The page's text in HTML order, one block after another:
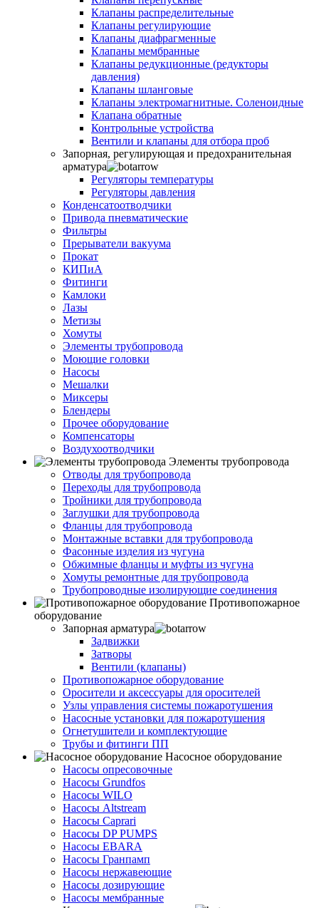
Клапаны распределительные
Клапаны регулирующие
Клапаны диафрагменные
Клапаны мембранные
Клапаны редукционные (редукторы
давления)
Клапаны шланговые
Клапаны электромагнитные. Соленоидные
Клапана обратные
Контрольные устройства
Вентили и клапаны для отбора проб
Запорная, регулирующая и предохранительная
арматура
Регуляторы температуры
Регуляторы давления
Конденсатоотводчики
Привода пневматические
Фильтры
Прерыватели вакуума
Прокат
КИПиА
Фитинги
Камлоки
Лазы
Метизы
Хомуты
Элементы трубопровода
Моющие головки
Насосы
Мешалки
Миксеры
Блендеры
Прочее оборудование
Компенсаторы
Воздухоотводчики
Элементы трубопровода
Отводы для трубопровода
Переходы для трубопровода
Тройники для трубопровода
Заглушки для трубопровода
Фланцы для трубопровода
Монтажные вставки для трубопровода
Фасонные изделия из чугуна
Обжимные фланцы и муфты из чугуна
Хомуты ремонтные для трубопровода
Трубопроводные изолирующие соединения
Противопожарное
оборудование
Запорная арматура
Задвижки
Затворы
Вентили (клапаны)
Противопожарное оборудование
Оросители и аксессуары для оросителей
Узлы управления системы пожаротушения
Насосные установки для пожаротушения
Огнетушители и комплектующие
Трубы и фитинги ПП
Насосное оборудование
Насосы опресовочные
Насосы Grundfos
Насосы WILO
Насосы Altstream
Насосы Caprari
Насосы DP PUMPS
Насосы EBARA
Насосы Гранпамп
Насосы нержавеющие
Насосы дозирующие
Насосы мембранные